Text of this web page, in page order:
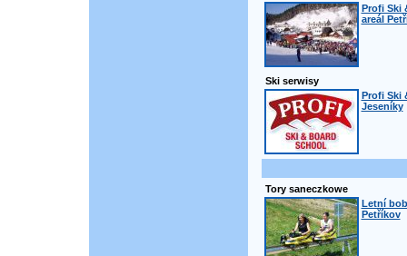
Profi Ski
areál
Ski serwisy
Profi Ski
Jeseníky
Tory saneczkowe
Letní
Petříkov